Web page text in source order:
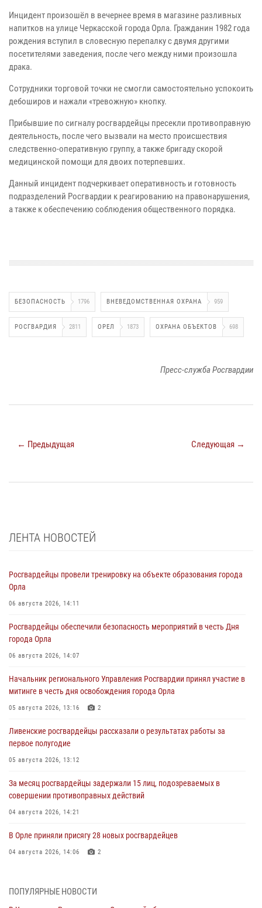
Инцидент произошёл в вечернее время в магазине разливных
напитков на улице Черкасской города Орла. Гражданин 1982 года
рождения вступил в словесную перепалку с двумя другими
посетителями заведения, после чего между ними произошла
драка.
Сотрудники торговой точки не смогли самостоятельно успокоить
дебоширов и нажали «тревожную» кнопку.
Прибывшие по сигналу росгвардейцы пресекли противоправную
деятельность, после чего вызвали на место происшествия
следственно-оперативную группу, а также бригаду скорой
медицинской помощи для двоих потерпевших.
Данный инцидент подчеркивает оперативность и готовность
подразделений Росгвардии к реагированию на правонарушения,
а также к обеспечению соблюдения общественного порядка.
БЕЗОПАСНОСТЬ 1796 ВНЕВЕДОМСТВЕННАЯ ОХРАНА 959
РОСГВАРДИЯ 2811 ОРЕЛ 1873 ОХРАНА ОБЪЕКТОВ 698
Пресс-служба Росгвардии
← Предыдущая Следующая →
ЛЕНТА НОВОСТЕЙ
Росгвардейцы провели тренировку на объекте образования города
Орла
06 августа 2026, 14:11
Росгвардейцы обеспечили безопасность мероприятий в честь Дня
города Орла
06 августа 2026, 14:07
Начальник регионального Управления Росгвардии принял участие в
митинге в честь дня освобождения города Орла
05 августа 2026, 13:16 2
Ливенские росгвардейцы рассказали о результатах работы за
первое полугодие
05 августа 2026, 13:12
За месяц росгвардейцы задержали 15 лиц, подозреваемых в
совершении противоправных действий
04 августа 2026, 14:21
В Орле приняли присягу 28 новых росгвардейцев
04 августа 2026, 14:06 2
предоставлении госуслуг
ПОПУЛЯРНЫЕ НОВОСТИ